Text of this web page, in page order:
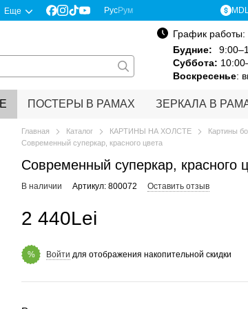
Еще РусРум
График работы:
Будние:
Суббота:
Воскресенье:
ПОСТЕРЫ В РАМАХ ЗЕРКАЛА В
Главная Каталог КАРТИНЫ НА ХОЛСТЕ
Картины
Современный суперкар, красного цвета
Современный суперкар, красного
В наличии Артикул: 800072 Оставить отзыв
2 440Lei
% Войти для отображения накопительной скидки